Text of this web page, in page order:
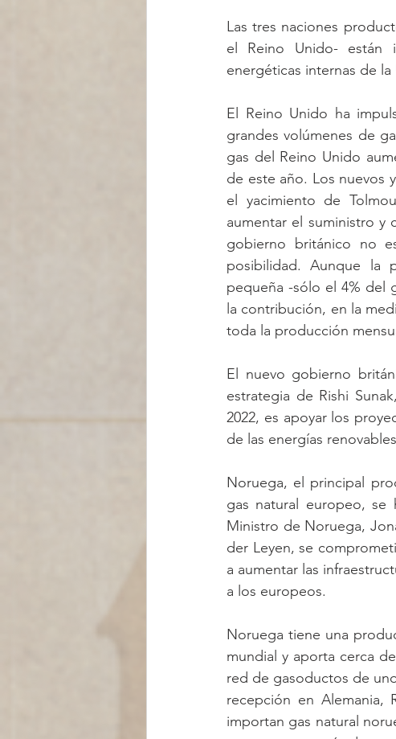
Las tres naciones
el Reino Unido- están
energéticas internas de
El Reino Unido ha
grandes volúmenes de
gas del Reino Unido
de este año. Los nuevos
el yacimiento de
aumentar el suministro y
gobierno británico no
posibilidad. Aunque la
pequeña -sólo el 4% del
la contribución, en la
toda la producción
El nuevo gobierno
estrategia de Rishi
2022, es apoyar los
de las energías
Noruega, el principal
gas natural europeo, se
Ministro de Noruega,
der Leyen, se
a aumentar las
a los europeos.
Noruega tiene una
mundial y aporta cerca
red de gasoductos de
recepción en Alemania,
importan gas natural